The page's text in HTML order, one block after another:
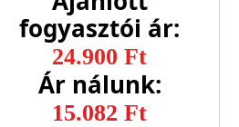
fogyasztói ár:
24.900 Ft
Ár nálunk:
15.082 Ft